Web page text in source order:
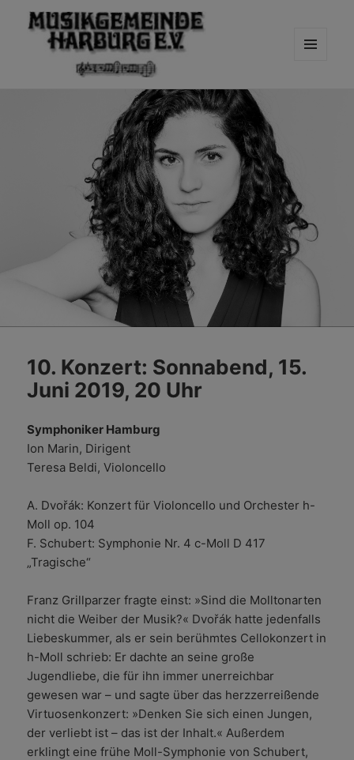
10. Konzert: Sonnabend, 15.
Juni 2019, 20 Uhr
Symphoniker Hamburg
Ion Marin, Dirigent
Teresa Beldi, Violoncello
A. Dvořák: Konzert für Violoncello und Orchester h-
Moll op. 104
F. Schubert: Symphonie Nr. 4 c-Moll D 417
„Tragische“
Franz Grillparzer fragte einst: »Sind die Molltonarten
nicht die Weiber der Musik?« Dvořák hatte jedenfalls
Liebeskummer, als er sein berühmtes Cellokonzert in
h-Moll schrieb: Er dachte an seine große
Jugendliebe, die für ihn immer unerreichbar
gewesen war – und sagte über das herzzerreißende
Virtuosenkonzert: »Denken Sie sich einen Jungen,
der verliebt ist – das ist der Inhalt.« Außerdem
erklingt eine frühe Moll-Symphonie von Schubert,